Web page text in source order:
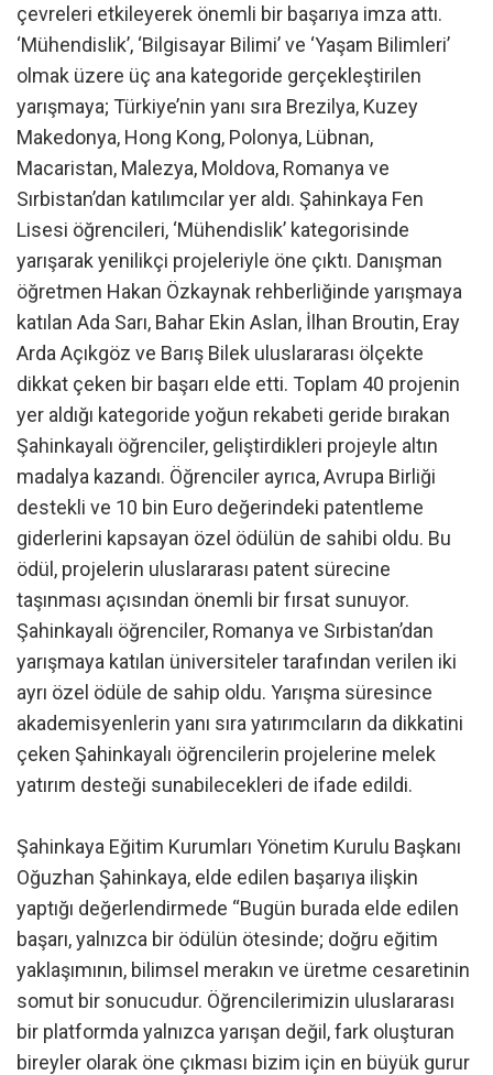
çevreleri etkileyerek önemli bir başarıya imza attı.
‘Mühendislik’, ‘Bilgisayar Bilimi’ ve ‘Yaşam Bilimleri’
olmak üzere üç ana kategoride gerçekleştirilen
yarışmaya; Türkiye’nin yanı sıra Brezilya, Kuzey
Makedonya, Hong Kong, Polonya, Lübnan,
Macaristan, Malezya, Moldova, Romanya ve
Sırbistan’dan katılımcılar yer aldı. Şahinkaya Fen
Lisesi öğrencileri, ‘Mühendislik’ kategorisinde
yarışarak yenilikçi projeleriyle öne çıktı. Danışman
öğretmen Hakan Özkaynak rehberliğinde yarışmaya
katılan Ada Sarı, Bahar Ekin Aslan, İlhan Broutin, Eray
Arda Açıkgöz ve Barış Bilek uluslararası ölçekte
dikkat çeken bir başarı elde etti. Toplam 40 projenin
yer aldığı kategoride yoğun rekabeti geride bırakan
Şahinkayalı öğrenciler, geliştirdikleri projeyle altın
madalya kazandı. Öğrenciler ayrıca, Avrupa Birliği
destekli ve 10 bin Euro değerindeki patentleme
giderlerini kapsayan özel ödülün de sahibi oldu. Bu
ödül, projelerin uluslararası patent sürecine
taşınması açısından önemli bir fırsat sunuyor.
Şahinkayalı öğrenciler, Romanya ve Sırbistan’dan
yarışmaya katılan üniversiteler tarafından verilen iki
ayrı özel ödüle de sahip oldu. Yarışma süresince
akademisyenlerin yanı sıra yatırımcıların da dikkatini
çeken Şahinkayalı öğrencilerin projelerine melek
yatırım desteği sunabilecekleri de ifade edildi.
Şahinkaya Eğitim Kurumları Yönetim Kurulu Başkanı
Oğuzhan Şahinkaya, elde edilen başarıya ilişkin
yaptığı değerlendirmede “Bugün burada elde edilen
başarı, yalnızca bir ödülün ötesinde; doğru eğitim
yaklaşımının, bilimsel merakın ve üretme cesaretinin
somut bir sonucudur. Öğrencilerimizin uluslararası
bir platformda yalnızca yarışan değil, fark oluşturan
bireyler olarak öne çıkması bizim için en büyük gurur